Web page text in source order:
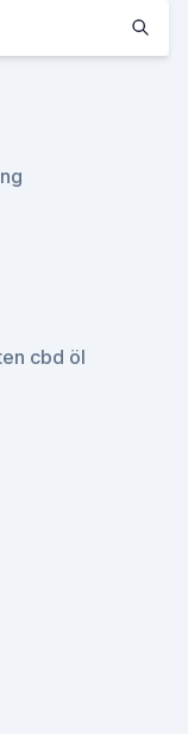
cbd öl